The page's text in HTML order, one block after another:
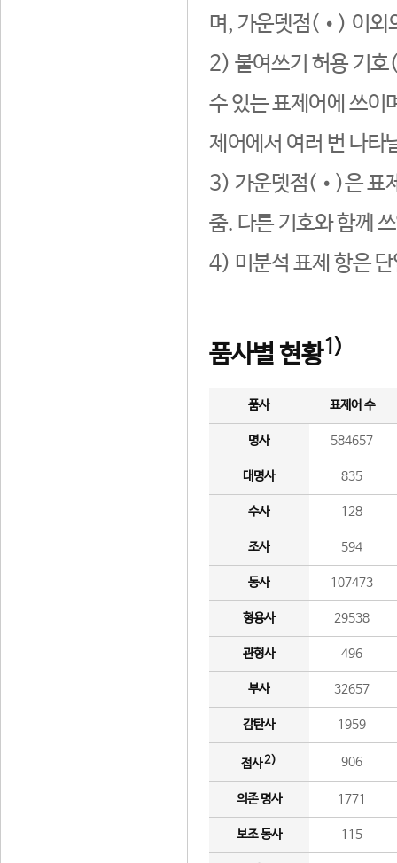
며, 가운뎃점(•) 이외
2) 붙여쓰기 허용 기호
수 있는 표제어에 쓰이
제어에서 여러 번 나타
3) 가운뎃점(•)은 표
줌. 다른 기호와 함께
4) 미분석 표제 항은
품사별 현황1)
품사 표제어 수
명사 584657
대명사 835
수사 128
조사 594
동사 107473
형용사 29538
관형사 496
부사 32657
감탄사 1959
접사2) 906
의존 명사 1771
보조 동사 115